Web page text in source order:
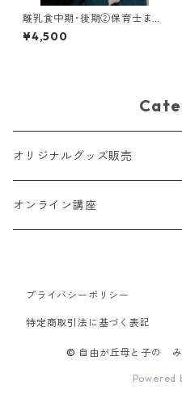
離乳食中期･後期②保育士まみ
先生講座 ９０分のリアル
レッスンをおうち参加でどう
¥4,500
オリジナルグッズ販売
スリング
親子マスク
おむつポーチ
オンライン講座
プライバシーポリシー
特定商取引法に基づく表記
© 自由が丘母と子の
Powered